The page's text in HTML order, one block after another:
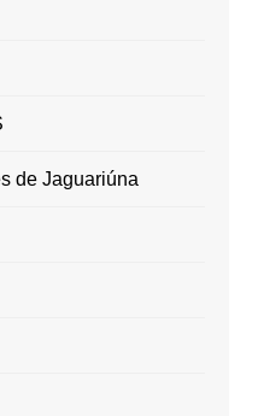
de Jaguariúna